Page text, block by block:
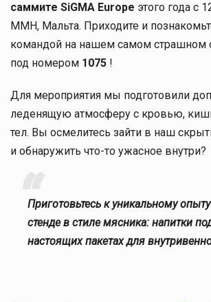
саммите SiGMA Europe этого года с
MMH, Мальта. Приходите и
командой на нашем самом страшном
под номером 1075 !
Для мероприятия мы подготовили
леденящую атмосферу с кровью,
тел. Вы осмелитесь зайти в наш
и обнаружить что-то ужасное внутри?
Приготовьтесь к уникальному
стенде в стиле мясника: напитки
настоящих пакетах для